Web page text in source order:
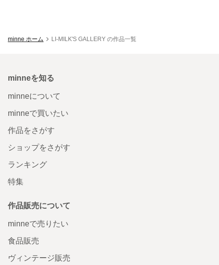
minne ホーム LI-MILK'S GALLERY の作品一覧
minneを知る
minneについて
minneで買いたい
作品をさがす
ショップをさがす
ランキング
特集
作品販売について
minneで売りたい
食品販売
ヴィンテージ販売